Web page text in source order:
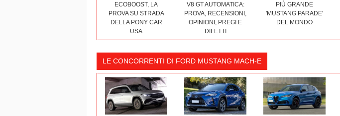
ECOBOOST, LA
PROVA SU STRADA
DELLA PONY CAR
USA
V8 GT AUTOMATICA:
PROVA, RECENSIONI,
OPINIONI, PREGI E
DIFETTI
PIÙ GRANDE
'MUSTANG PARADE'
DEL MONDO
LE CONCORRENTI DI FORD MUSTANG MACH-E